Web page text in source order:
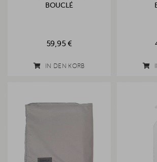
BOUCLÉ
59,95 €
IN DEN KORB